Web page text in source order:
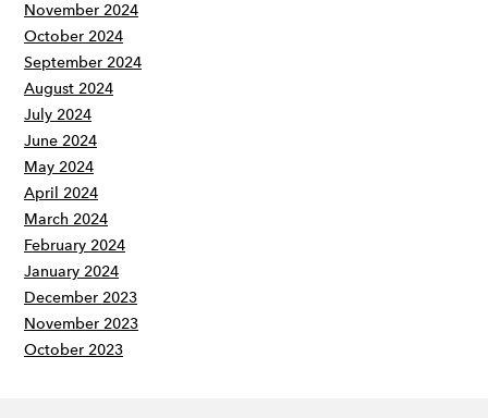
November 2024
October 2024
September 2024
August 2024
July 2024
June 2024
May 2024
April 2024
March 2024
February 2024
January 2024
December 2023
November 2023
October 2023